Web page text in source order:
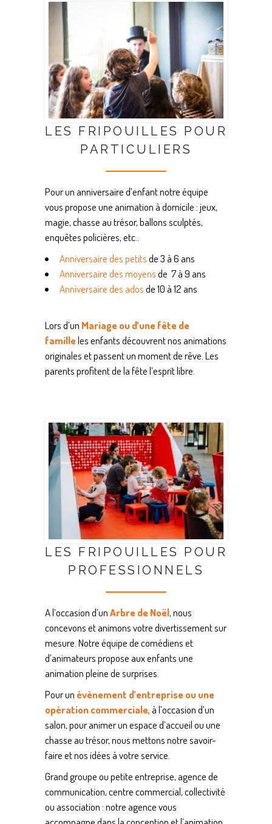
LES FRIPOUILLES POUR
PARTICULIERS
Pour un anniversaire d’enfant notre équipe
vous propose une animation à domicile : jeux,
magie, chasse au trésor, ballons sculptés,
enquêtes policières, etc..
Anniversaire des petitsde 3 à 6 ans
Anniversaire des moyensde 7 à 9 ans
Anniversaire des adosde 10 à 12 ans
Lors d’un Mariage ou d’une fête de
familleles enfants découvrent nos animations
originales et passent un moment de rêve. Les
parents profitent de la fête l’esprit libre.
LES FRIPOUILLES POUR
PROFESSIONNELS
A l’occasion d’unArbre de Noël, nous
concevons et animons votre divertissement sur
mesure. Notre équipe de comédiens et
d’animateurs propose aux enfants une
animation pleine de surprises.
Pour un évènement d’entreprise ou une
opération commerciale,à l’occasion d’un
salon, pour animer un espace d’accueil ou une
chasse au trésor, nous mettons notre savoir-
faire et nos idées à votre service.
Grand groupe ou petite entreprise, agence de
communication, centre commercial, collectivité
ou association : notre agence vous